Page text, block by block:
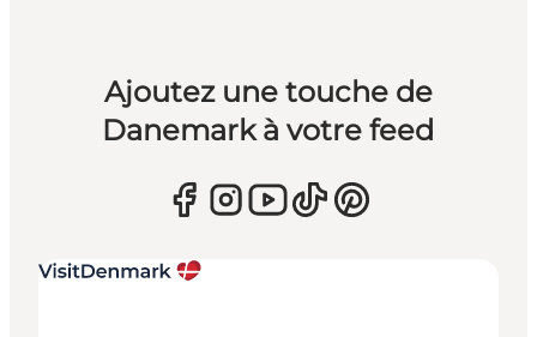
Ajoutez une touche de
Danemark à votre feed